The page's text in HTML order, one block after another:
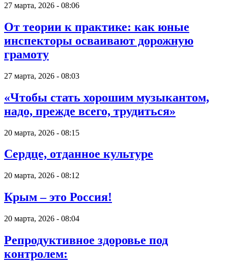
27 марта, 2026 - 08:06
От теории к практике: как юные
инспекторы осваивают дорожную
грамоту
27 марта, 2026 - 08:03
«Чтобы стать хорошим музыкантом,
надо, прежде всего, трудиться»
20 марта, 2026 - 08:15
Сердце, отданное культуре
20 марта, 2026 - 08:12
Крым – это Россия!
20 марта, 2026 - 08:04
Репродуктивное здоровье под
контролем: